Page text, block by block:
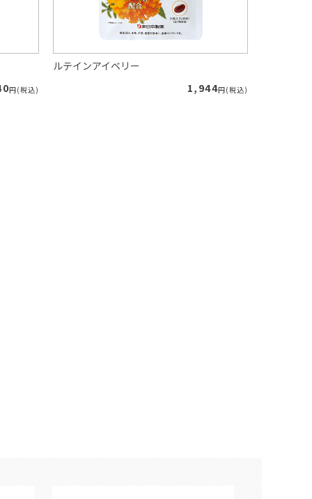
円(税込)
ルテインアイベリー
1,944円(税込)